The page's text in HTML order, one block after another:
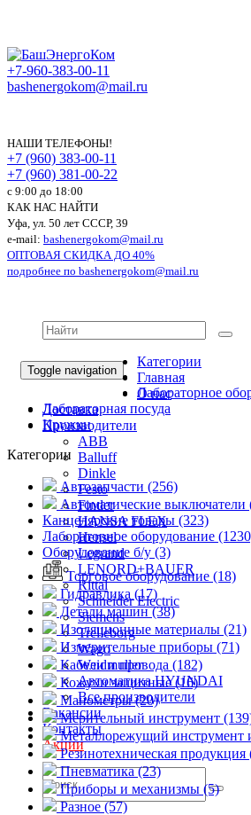
+7-960-383-00-11
bashenergokom@mail.ru
НАШИ ТЕЛЕФОНЫ!
+7 (960) 383-00-11
+7 (960) 381-00-22
c 9:00 до 18:00
КАК НАС НАЙТИ
Уфа, ул. 50 лет СССР, 39
e-mail: bashenergokom@mail.ru
ОПТОВАЯ СКИДКА ДО 40%
подробнее по bashenergokom@mail.ru
Toggle navigation
Категории
Главная
О нас
Доставка
Производители
ABB
Balluff
Dinkle
Festo
Finder
HANSA FLEX
Hensel
Legrand
LENORD+BAUER
Rittal
Schneider Electric
Siemens
Trelleborg
Wago
Weidmuller
Автоматика HYUNDAI
Все производители
Вакансии
Контакты
Акции
Лабораторное
Лабораторная посуда
Кружки
Категории
Автозапчасти (256)
Автоматические выключатели
Канцелярские товары (323)
Лабораторное оборудование
Оборудование б/у (3)
Торговое оборудование (18)
Гидравлика (17)
Детали машин (38)
Изоляционные материалы (21)
Измерительные приборы (71)
Кабели и провода (182)
Кожухи защитные (16)
Манометры (20)
Мерительный инструмент
Металлорежущий инструмент
Резинотехническая продукция
Пневматика (23)
Приборы и механизмы (5)
Разное (57)